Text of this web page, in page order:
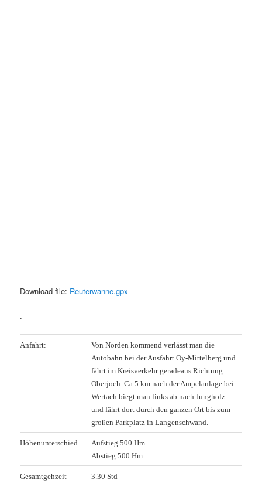
Download file: Reuterwanne.gpx
.
Anfahrt:
Von Norden kommend verlässt man die
Autobahn bei der Ausfahrt Oy-Mittelberg und
fährt im Kreisverkehr geradeaus Richtung
Oberjoch. Ca 5 km nach der Ampelanlage bei
Wertach biegt man links ab nach Jungholz
und fährt dort durch den ganzen Ort bis zum
großen Parkplatz in Langenschwand.
Höhenunterschied
Aufstieg 500 Hm
Abstieg 500 Hm
Gesamtgehzeit 3.30 Std